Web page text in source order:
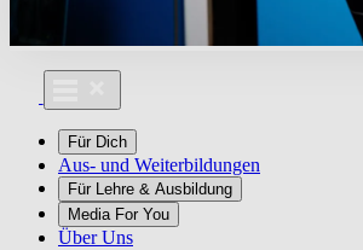
Für Dich
Aus- und Weiterbildungen
Für Lehre & Ausbildung
Media For You
Über Uns